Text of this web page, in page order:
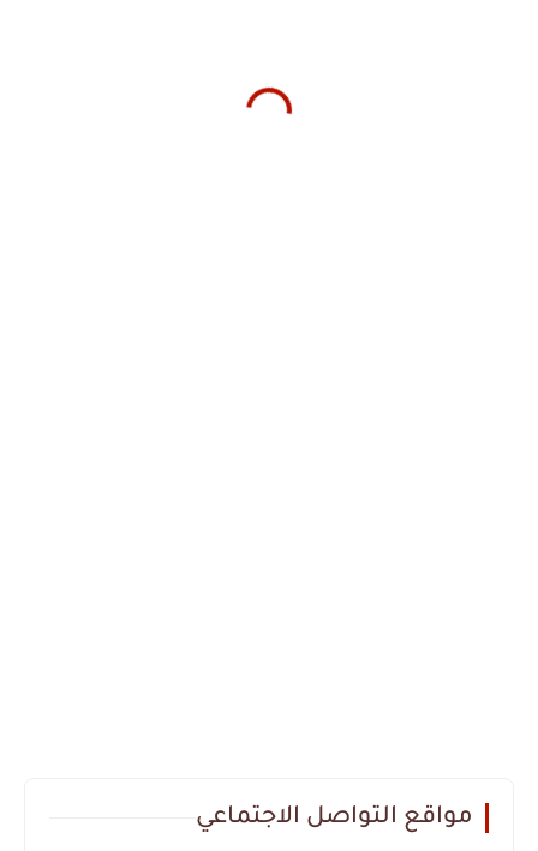
مواقع التواصل الاجتماعي